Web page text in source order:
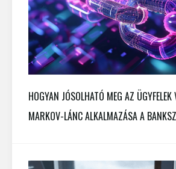
HOGYAN JÓSOLHATÓ MEG AZ ÜGYFELEK
MARKOV-LÁNC ALKALMAZÁSA A